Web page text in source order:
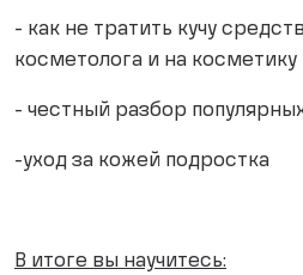
- как не тратить кучу
косметолога и на косметику
- честный разбор
-уход за кожей подростка
В итоге вы научитесь: